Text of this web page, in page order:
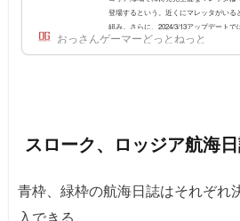
登場するという。近くにマレッタがい
組み。さらに、2024/3/13アップデートで
が付近に見えるようになり、これに続い
きるようになった。マレッタは誘惑し
おっさんゲーマーどっとねっと
スローク、ロッジア航海
青枠、緑枠の航海日誌はそれぞれ